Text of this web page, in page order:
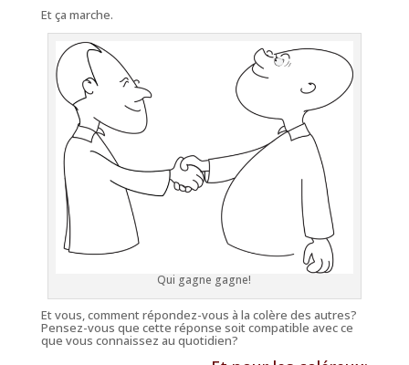
Et ça marche.
Qui gagne gagne!
Et vous, comment répondez-vous à la colère des autres?
Pensez-vous que cette réponse soit compatible avec ce
que vous connaissez au quotidien?